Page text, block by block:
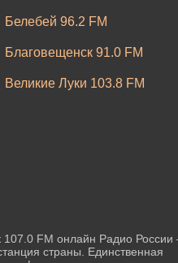
Белебей 96.2 FM
Благовещенск 91.0 FM
Великие Луки 103.8 FM
Канск 102.7 FM
FM онлайн Радио России
страны. Единственная